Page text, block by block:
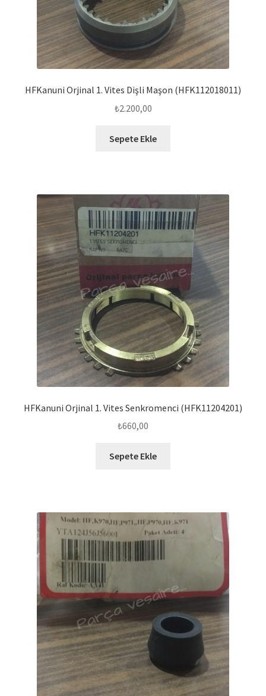
HFKanuni Orjinal 1. Vites Dişli Maşon (HFK112018011)
₺2.200,00
Sepete Ekle
HFKanuni Orjinal 1. Vites Senkromenci (HFK11204201)
₺660,00
Sepete Ekle